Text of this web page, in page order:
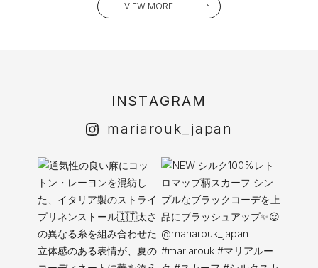
VIEW MORE
I NSTAG RAM
mariarouk_japan